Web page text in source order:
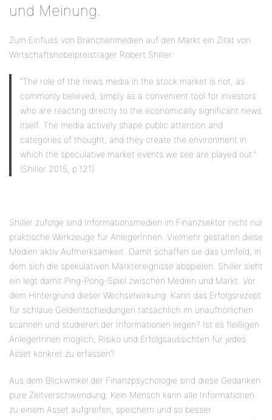
und Meinung.
Zum Einfluss von Branchenmedien auf den Markt ein Zitat von
Wirtschaftsnobelpreisträger Robert Shiller:
“The role of the news media in the stock market is not, as
commonly believed, simply as a convenient tool for investors
who are reacting directly to the economically significant news
itself. The media actively shape public attention and
categories of thought, and they create the environment in
which the speculative market events we see are played out.”
(Shiller 2015, p.121)
Shiller zufolge sind Informationsmedien im Finanzsektor nicht nur
praktische Werkzeuge für AnlegerInnen. Vielmehr gestalten diese
Medien aktiv Aufmerksamkeit. Damit schaffen sie das Umfeld, in
dem sich die spekulativen Marktereignisse abspielen. Shiller sieht
ein legt damit Ping-Pong-Spiel zwischen Medien und Markt. Vor
dem Hintergrund dieser Wechselwirkung: Kann das Erfolgsrezept
für schlaue Geldentscheidungen tatsächlich im unaufhörlichen
scannen und studieren der Informationen liegen? Ist es fleißigen
AnlegerInnen möglich, Risiko und Erfolgsaussichten für jedes
Asset konkret zu erfassen?
Aus dem Blickwinkel der Finanzpsychologie sind diese Gedanken
pure Zeitverschwendung. Kein Mensch kann alle Informationen
zu einem Asset aufgreifen, speichern und so besser